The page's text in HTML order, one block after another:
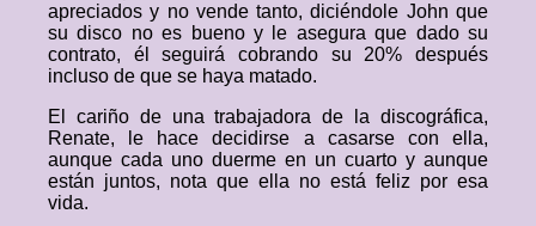
apreciados y no vende tanto, diciéndole John que
su disco no es bueno y le asegura que dado su
contrato, él seguirá cobrando su 20% después
incluso de que se haya matado.
El cariño de una trabajadora de la discográfica,
Renate, le hace decidirse a casarse con ella,
aunque cada uno duerme en un cuarto y aunque
están juntos, nota que ella no está feliz por esa
vida.